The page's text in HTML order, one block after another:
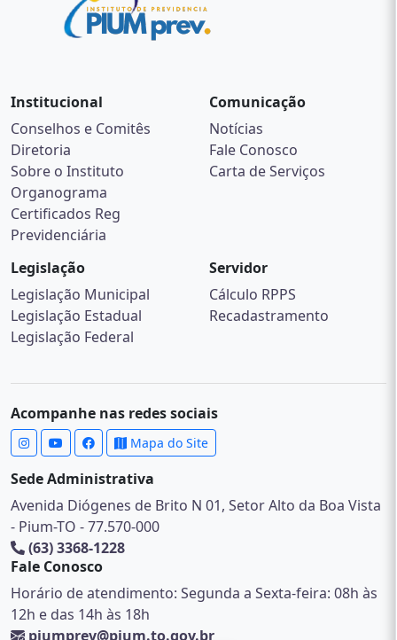
Institucional
Conselhos e Comitês
Diretoria
Sobre o Instituto
Organograma
Certificados Reg
Previdenciária
Comunicação
Notícias
Fale Conosco
Carta de Serviços
Legislação
Legislação Municipal
Legislação Estadual
Legislação Federal
Servidor
Cálculo RPPS
Recadastramento
Acompanhe nas redes sociais
Mapa do Site
Sede Administrativa
Avenida Diógenes de Brito N 01, Setor Alto da Boa Vista
- Pium-TO - 77.570-000
(63) 3368-1228
Fale Conosco
Horário de atendimento: Segunda a Sexta-feira: 08h às
12h e das 14h às 18h
piumprev@pium.to.gov.br